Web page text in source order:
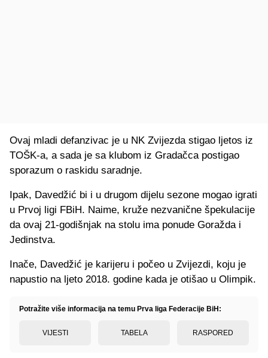
Ovaj mladi defanzivac je u NK Zvijezda stigao ljetos iz
TOŠK-a, a sada je sa klubom iz Gradačca postigao
sporazum o raskidu saradnje.
Ipak, Davedžić bi i u drugom dijelu sezone mogao igrati
u Prvoj ligi FBiH. Naime, kruže nezvanične špekulacije
da ovaj 21-godišnjak na stolu ima ponude Goražda i
Jedinstva.
Inače, Davedžić je karijeru i počeo u Zvijezdi, koju je
napustio na ljeto 2018. godine kada je otišao u Olimpik.
Potražite više informacija na temu Prva liga Federacije BiH:
VIJESTI TABELA RASPORED